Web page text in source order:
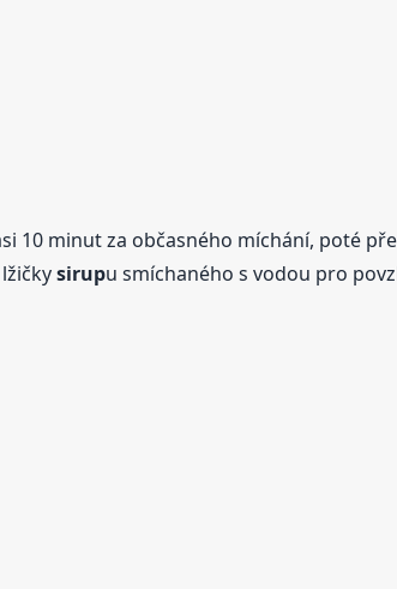
10 minut za občasného míchání, poté
sirupu smíchaného s vodou pro